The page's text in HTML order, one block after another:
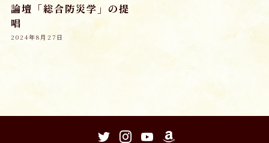
論壇「総合防災学」の提
唱
2024年8月27日